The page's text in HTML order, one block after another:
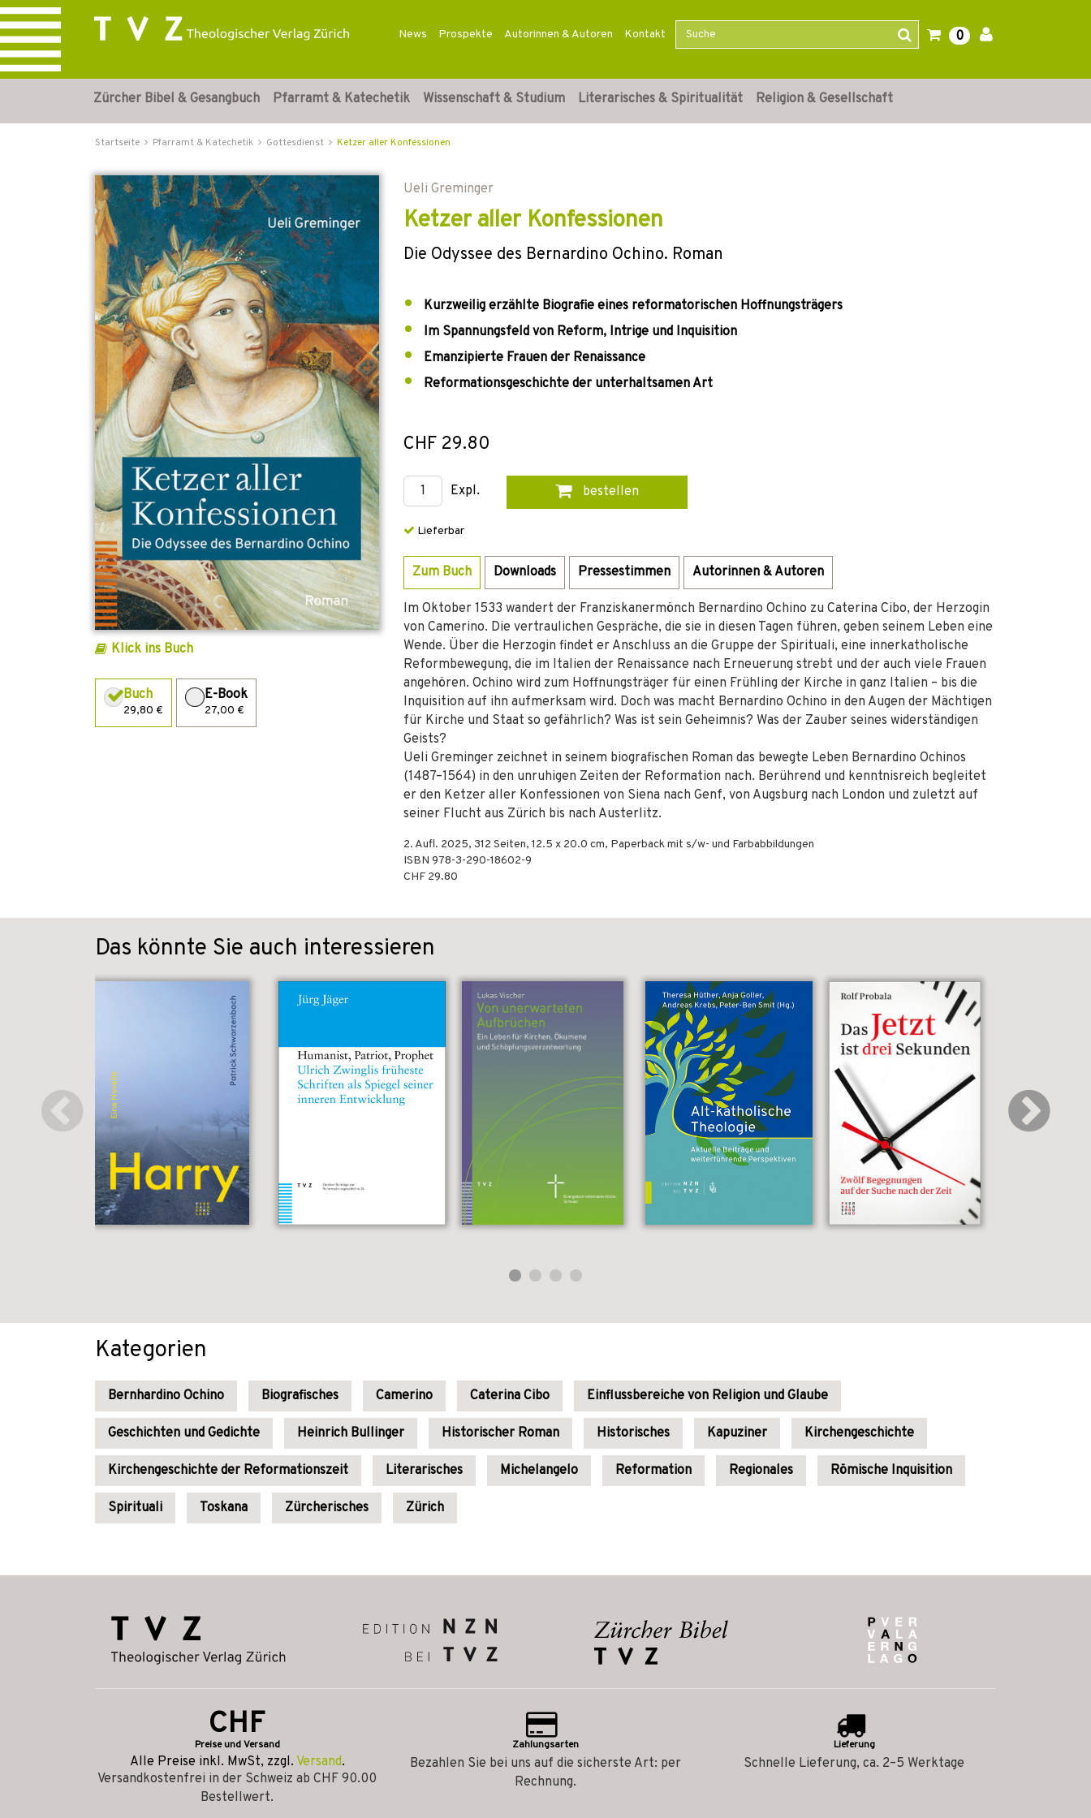
News Prospekte Autorinnen & Autoren Kontakt 0
Zürcher Bibel & Gesangbuch Pfarramt & Katechetik Wissenschaft & Studium Literarisches & Spiritualität Religion & Gesellschaft
Startseite Pfarramt & Katechetik Gottesdienst Ketzer aller Konfessionen
Klick ins Buch
Buch
29,80 €
E-Book
27,00 €
Ueli Greminger
Ketzer aller Konfessionen
Die Odyssee des Bernardino Ochino. Roman
Kurzweilig erzählte Biografie eines reformatorischen Hoffnungsträgers
Im Spannungsfeld von Reform, Intrige und Inquisition
Emanzipierte Frauen der Renaissance
Reformationsgeschichte der unterhaltsamen Art
CHF 29.80
Expl. bestellen
Lieferbar
Zum Buch Downloads Pressestimmen Autorinnen & Autoren
Im Oktober 1533 wandert der Franziskanermönch Bernardino Ochino zu Caterina Cibo, der Herzogin
von Camerino. Die vertraulichen Gespräche, die sie in diesen Tagen führen, geben seinem Leben eine
Wende. Über die Herzogin findet er Anschluss an die Gruppe der Spirituali, eine innerkatholische
Reformbewegung, die im Italien der Renaissance nach Erneuerung strebt und der auch viele Frauen
angehören. Ochino wird zum Hoffnungsträger für einen Frühling der Kirche in ganz Italien – bis die
Inquisition auf ihn aufmerksam wird. Doch was macht Bernardino Ochino in den Augen der Mächtigen
für Kirche und Staat so gefährlich? Was ist sein Geheimnis? Was der Zauber seines widerständigen
Geists?
Ueli Greminger zeichnet in seinem biografischen Roman das bewegte Leben Bernardino Ochinos
(1487–1564) in den unruhigen Zeiten der Reformation nach. Berührend und kenntnisreich begleitet
er den Ketzer aller Konfessionen von Siena nach Genf, von Augsburg nach London und zuletzt auf
seiner Flucht aus Zürich bis nach Austerlitz.
2. Aufl. 2025, 312 Seiten, 12.5 x 20.0 cm, Paperback mit s/w- und Farbabbildungen
ISBN 978-3-290-18602-9
CHF 29.80
Das könnte Sie auch interessieren
Kategorien
Bernhardino Ochino Biografisches Camerino Caterina Cibo Einflussbereiche von Religion und Glaube
Geschichten und Gedichte Heinrich Bullinger Historischer Roman Historisches Kapuziner Kirchengeschichte
Kirchengeschichte der Reformationszeit Literarisches Michelangelo Reformation Regionales Römische Inquisition
Spirituali Toskana Zürcherisches Zürich
CHF
Preise und Versand
Alle Preise inkl. MwSt, zzgl. Versand.
Versandkostenfrei in der Schweiz ab CHF 90.00
Bestellwert.
Zahlungsarten
Bezahlen Sie bei uns auf die sicherste Art: per
Rechnung.
Lieferung
Schnelle Lieferung, ca. 2–5 Werktage